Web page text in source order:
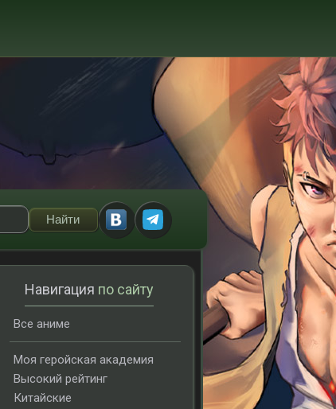
Навигация по сайту
Все аниме
Моя геройская академия
Высокий рейтинг
Китайские